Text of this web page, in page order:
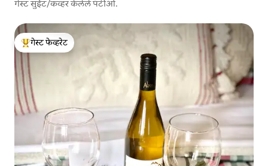
गेस्ट सुईट/कव्हर केलेले पॅटीओ.
टॉप गेस्ट फेव्हरेट
गेस्ट फेव्हरेट